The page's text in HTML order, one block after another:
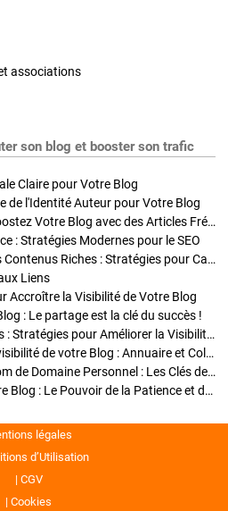
associations
son blog et booster son trafic
Claire pour Votre Blog
de l'Identité Auteur pour Votre Blog
Stratégies de Publication : Boostez Votre Blog avec des Articles Fréquents et Exclusifs
: Stratégies Modernes pour le SEO
Enrichir Vos Articles avec des Contenus Riches : Stratégies pour Captiver et Optimiser
Liens
Accroître la Visibilité de Votre Blog
: Le partage est la clé du succès !
Optimisation SEO des Articles : Stratégies pour Améliorer la Visibilité de Votre Blog
Stratégies pour améliorer la visibilité de votre Blog : Annuaire et Collaborations
Pourquoi Investir dans un Nom de Domaine Personnel : Les Clés de la Réussite de Votre Blog
Comment Faire Émerger Votre Blog : Le Pouvoir de la Patience et de la Persévérance
légales
d’Utilisation
CGV
Cookies